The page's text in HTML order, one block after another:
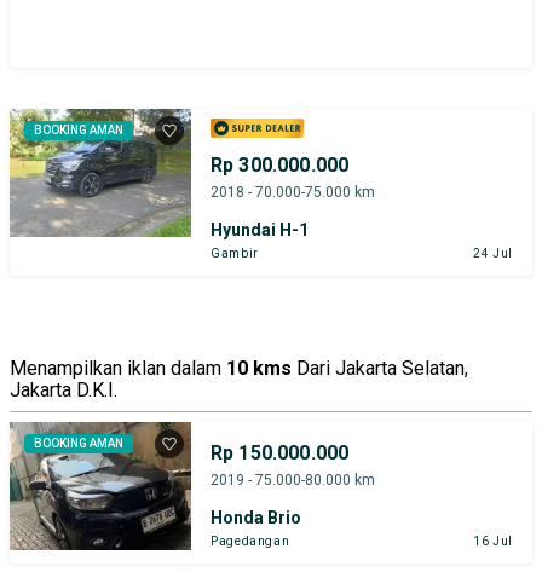
BOOKING AMAN
Rp 300.000.000
2018 - 70.000-75.000 km
Hyundai H-1
Gambir 24 Jul
Menampilkan iklan dalam 10 kms Dari Jakarta Selatan,
Jakarta D.K.I.
BOOKING AMAN Rp 150.000.000
2019 - 75.000-80.000 km
Honda Brio
Pagedangan 16 Jul